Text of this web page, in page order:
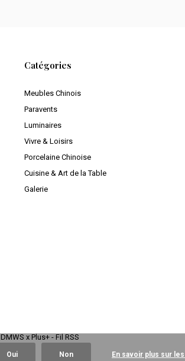
Catégories
Meubles Chinois
Paravents
Luminaires
Vivre & Loisirs
Porcelaine Chinoise
Cuisine & Art de la Table
Galerie
DMWS x Plus+- Fil RSS
Oui Non En savoir plus sur